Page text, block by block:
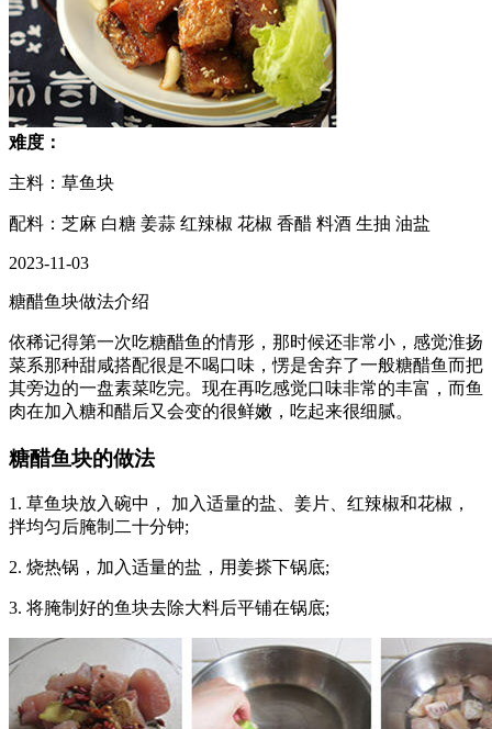
难度：
主料：草鱼块
配料：芝麻 白糖 姜蒜 红辣椒 花椒 香醋 料酒 生抽 油盐
2023-11-03
糖醋鱼块做法介绍
依稀记得第一次吃糖醋鱼的情形，那时候还非常小，感觉淮扬
菜系那种甜咸搭配很是不喝口味，愣是舍弃了一般糖醋鱼而把
其旁边的一盘素菜吃完。现在再吃感觉口味非常的丰富，而鱼
肉在加入糖和醋后又会变的很鲜嫩，吃起来很细腻。
糖醋鱼块的做法
1. 草鱼块放入碗中， 加入适量的盐、姜片、红辣椒和花椒，
拌均匀后腌制二十分钟;
2. 烧热锅，加入适量的盐，用姜搽下锅底;
3. 将腌制好的鱼块去除大料后平铺在锅底;